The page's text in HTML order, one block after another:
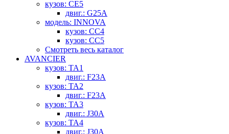
кузов: CE5
двиг.: G25A
модель: INNOVA
кузов: CC4
кузов: CC5
Смотреть весь каталог
AVANCIER
кузов: TA1
двиг.: F23A
кузов: TA2
двиг.: F23A
кузов: TA3
двиг.: J30A
кузов: TA4
двиг.: J30A